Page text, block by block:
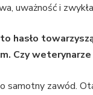
uważność i
to hasło
Czy
zawód.